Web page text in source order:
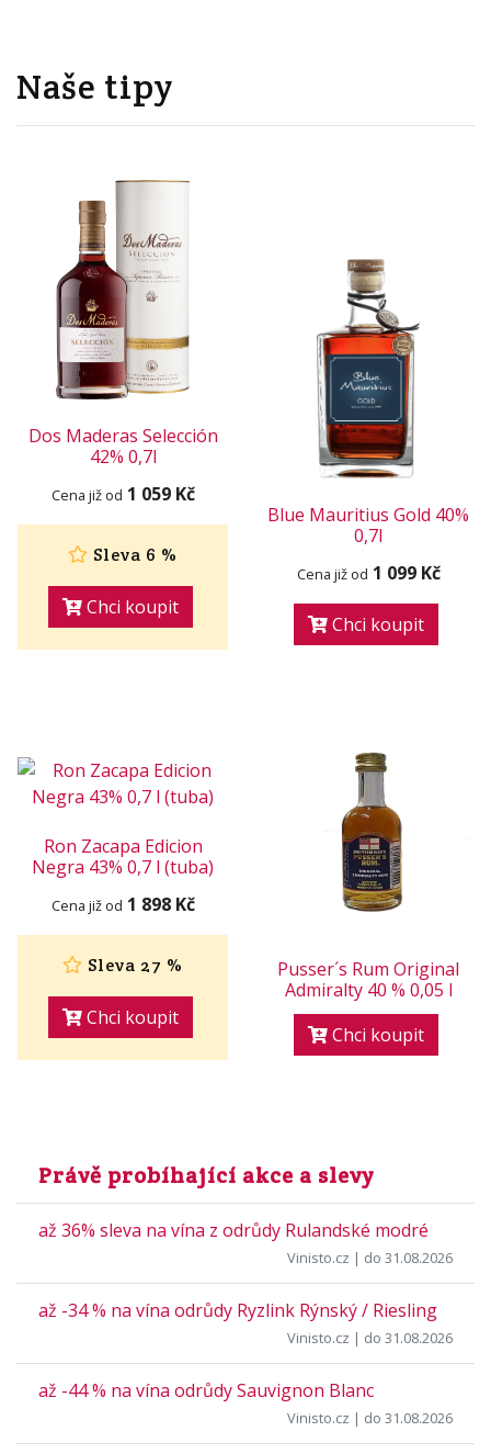
Naše tipy
Dos Maderas Selección
42% 0,7l
Cena již od 1 059 Kč
Sleva 6 %
Chci koupit
Blue Mauritius Gold 40%
0,7l
Cena již od 1 099 Kč
Chci koupit
Ron Zacapa Edicion
Negra 43% 0,7 l (tuba)
Cena již od 1 898 Kč
Sleva 27 %
Chci koupit
Pusser´s Rum Original
Admiralty 40 % 0,05 l
Chci koupit
Právě probíhající akce a slevy
až 36% sleva na vína z odrůdy Rulandské modré
Vinisto.cz | do 31.08.2026
až -34 % na vína odrůdy Ryzlink Rýnský / Riesling
Vinisto.cz | do 31.08.2026
až -44 % na vína odrůdy Sauvignon Blanc
Vinisto.cz | do 31.08.2026